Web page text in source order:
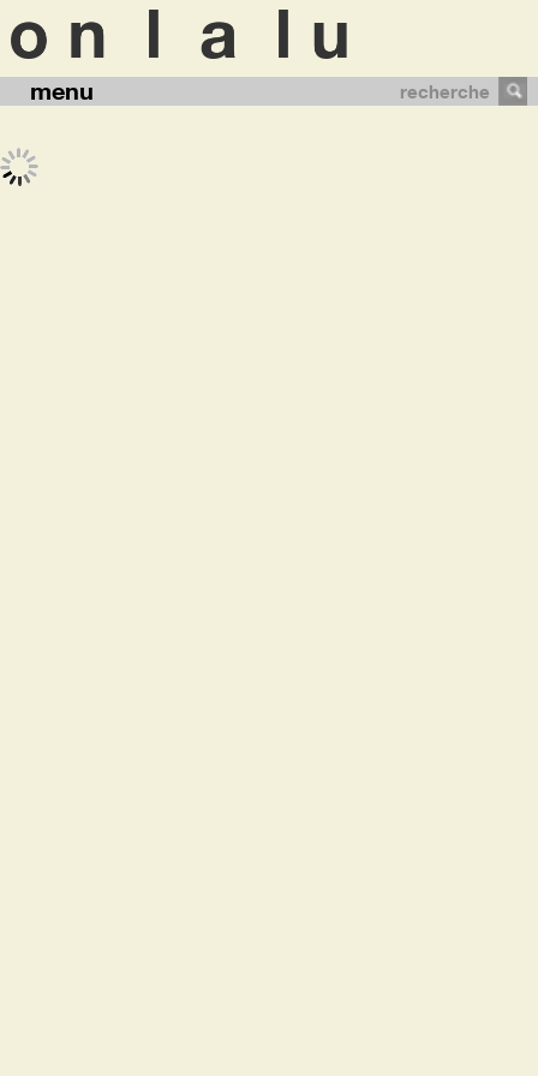
menu recherche